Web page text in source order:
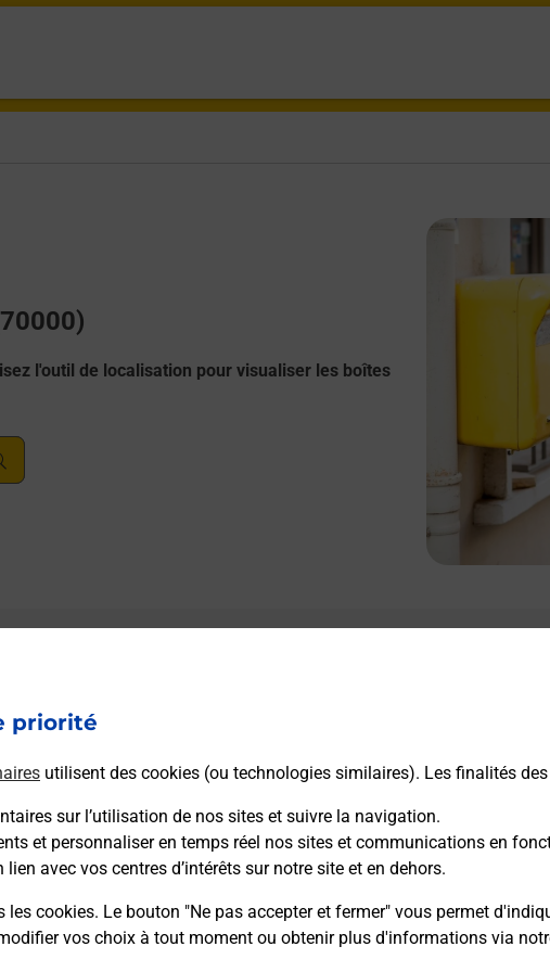
priorité
utilisent des cookies (ou technologies similaires). Les finalités
sur l’utilisation de nos sites et suivre la navigation.
et personnaliser en temps réel nos sites et communications en
avec vos centres d’intérêts sur notre site et en dehors.
cookies. Le bouton "Ne pas accepter et fermer" vous permet
vos choix à tout moment ou obtenir plus d'informations via
l'outil de localisation pour visualiser les boîtes